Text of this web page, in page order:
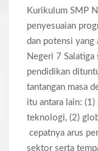
Kurikulum SMP
penyesuaian
dan potensi yang
Negeri 7 Salatiga
pendidikan
tantangan masa
itu antara lain:
teknologi, (2)
cepatnya arus
sektor serta